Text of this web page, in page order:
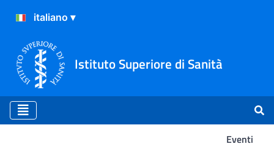
Istituto Superiore di Sanità
Eventi